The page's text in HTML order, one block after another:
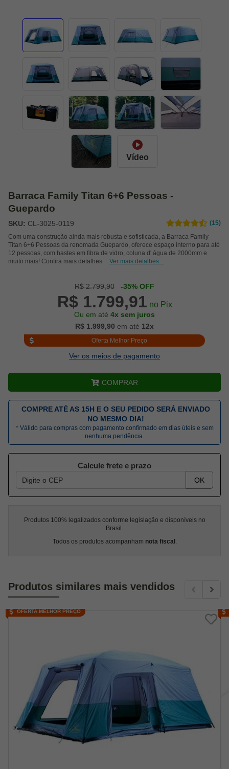
Vídeo
Barraca Family Titan 6+6 Pessoas -
Guepardo
SKU: CL-3025-0119
(15)
Com uma construção ainda mais robusta e sofisticada, a Barraca Family
Titan 6+6 Pessoas da renomada Guepardo, oferece espaço interno para até
12 pessoas, com hastes em fibra de vidro, coluna d' água de 2000mm e
muito mais! Confira mais detalhes:
Ver mais detalhes...
R$ 2.799,90 -35% OFF
R$ 1.799,91 no Pix
Ou em até 4x sem juros
R$ 1.999,90 em até 12x
Oferta Melhor Preço
Ver os meios de pagamento
COMPRAR
COMPRE ATÉ AS 15H E O SEU PEDIDO SERÁ ENVIADO
NO MESMO DIA!
* Válido para compras com pagamento confirmado em dias úteis e sem
nenhuma pendência.
Calcule frete e prazo
OK
Produtos 100% legalizados conforme legislação e disponíveis no
Brasil.
Todos os produtos acompanham nota fiscal .
Produtos similares mais vendidos
OFERTA MELHOR PREÇO